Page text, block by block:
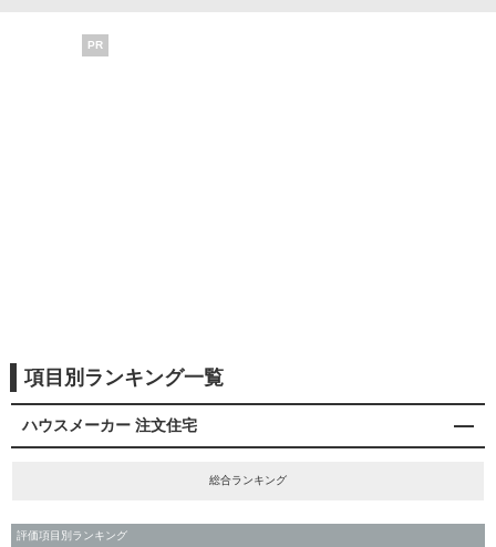
PR
項目別ランキング一覧
ハウスメーカー 注文住宅
総合ランキング
評価項目別ランキング